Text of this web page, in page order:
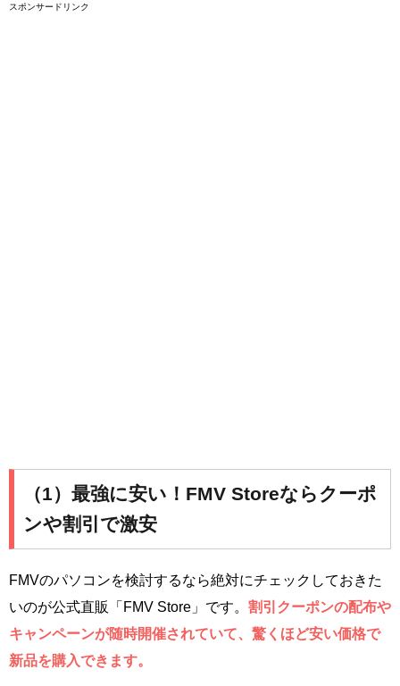
スポンサードリンク
（1）最強に安い！FMV Storeならクーポ
ンや割引で激安
FMVのパソコンを検討するなら絶対にチェックしておきた
いのが公式直販「FMV Store」です。 割引クーポンの配布や
キャンペーンが随時開催されていて、驚くほど安い価格で
新品を購入できます。